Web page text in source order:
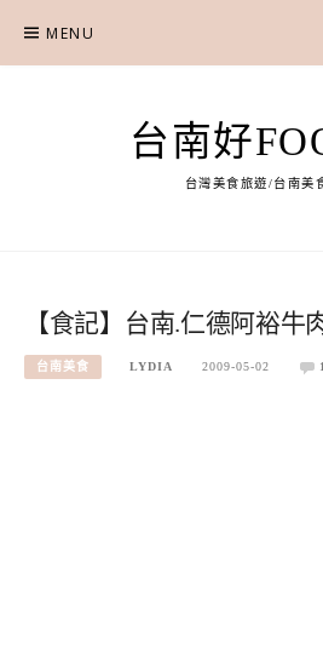
content
MENU
台南好
台灣美食旅遊/台南美
【食記】台南.仁德阿裕牛
台南美食 LYDIA 2009-05-02